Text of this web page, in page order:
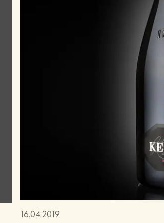
16.04.2019